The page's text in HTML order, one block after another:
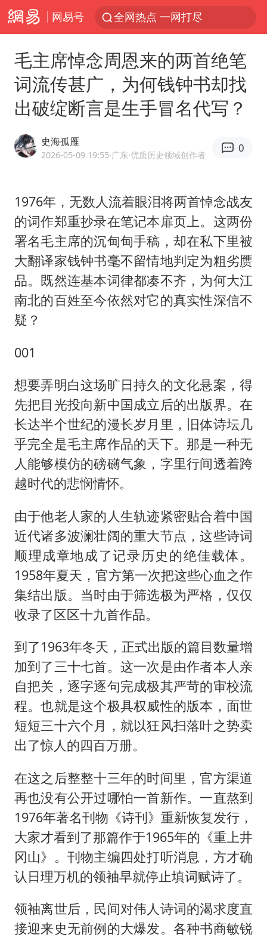
网易号 全网热点 一网打尽
毛主席悼念周恩来的两首绝笔
词流传甚广，为何钱钟书却找
出破绽断言是生手冒名代写？
史海孤雁
2026-05-09 19:55·广东·优质历史领域创作者
0
1976年，无数人流着眼泪将两首悼念战友
的词作郑重抄录在笔记本扉页上。这两份
署名毛主席的沉甸甸手稿，却在私下里被
大翻译家钱钟书毫不留情地判定为粗劣赝
品。既然连基本词律都凑不齐，为何大江
南北的百姓至今依然对它的真实性深信不
疑？
001
想要弄明白这场旷日持久的文化悬案，得
先把目光投向新中国成立后的出版界。在
长达半个世纪的漫长岁月里，旧体诗坛几
乎完全是毛主席作品的天下。那是一种无
人能够模仿的磅礴气象，字里行间透着跨
越时代的悲悯情怀。
由于他老人家的人生轨迹紧密贴合着中国
近代诸多波澜壮阔的重大节点，这些诗词
顺理成章地成了记录历史的绝佳载体。
1958年夏天，官方第一次把这些心血之作
集结出版。当时由于筛选极为严格，仅仅
收录了区区十九首作品。
到了1963年冬天，正式出版的篇目数量增
加到了三十七首。这一次是由作者本人亲
自把关，逐字逐句完成极其严苛的审校流
程。也就是这个极具权威性的版本，面世
短短三十六个月，就以狂风扫落叶之势卖
出了惊人的四百万册。
在这之后整整十三年的时间里，官方渠道
再也没有公开过哪怕一首新作。一直熬到
1976年著名刊物《诗刊》重新恢复发行，
大家才看到了那篇作于1965年的《重上井
冈山》。刊物主编四处打听消息，方才确
认日理万机的领袖早就停止填词赋诗了。
领袖离世后，民间对伟人诗词的渴求度直
接迎来史无前例的大爆发。各种书商敏锐